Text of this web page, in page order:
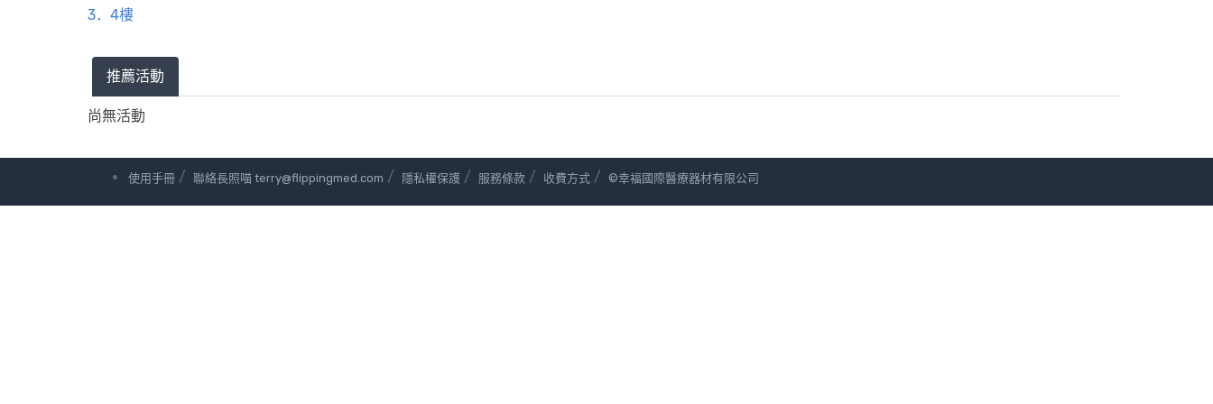
3．4樓
推薦活動
尚無活動
使用手冊 / 聯絡長照喵 terry@flippingmed.com / 隱私權保護 / 服務條款 / 收費方式 / ©幸福國際醫療器材有限公司